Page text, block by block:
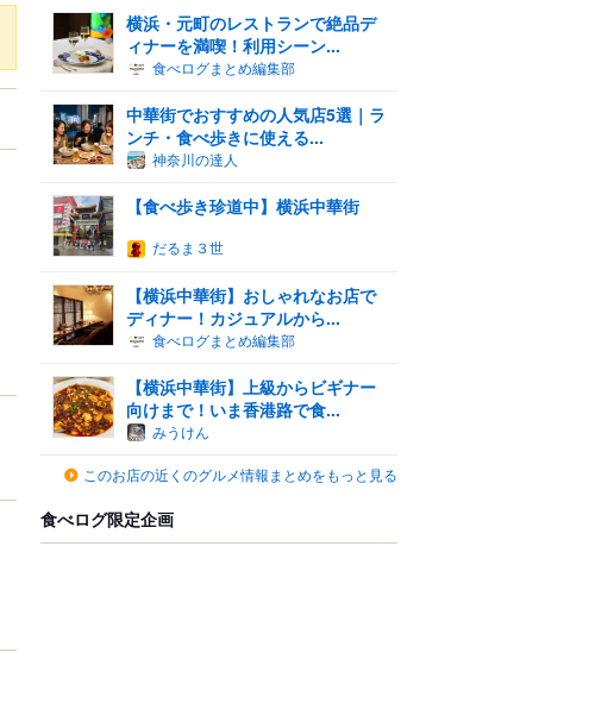
横浜・元町のレストランで絶品デ
ィナーを満喫！利用シーン...
食べログまとめ編集部
中華街でおすすめの人気店5選｜ラ
ンチ・食べ歩きに使える...
神奈川の達人
【食べ歩き珍道中】横浜中華街
だるま３世
【横浜中華街】おしゃれなお店で
ディナー！カジュアルから...
食べログまとめ編集部
【横浜中華街】上級からビギナー
向けまで！いま香港路で食...
みうけん
このお店の近くのグルメ情報まとめをもっと見る
食べログ限定企画